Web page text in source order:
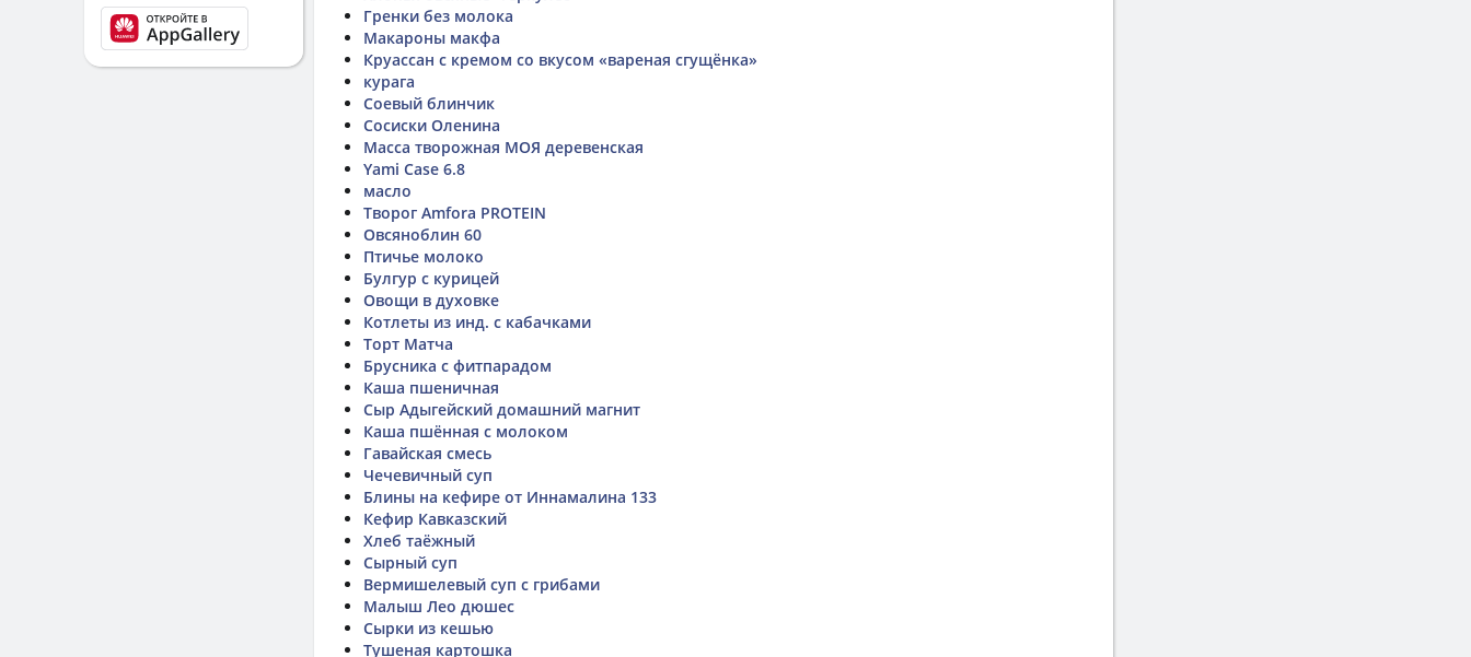
Гренки без молока
Макароны макфа
Круассан с кремом со вкусом «вареная сгущёнка»
курага
Соевый блинчик
Сосиски Оленина
Масса творожная МОЯ деревенская
Yami Case 6.8
масло
Творог Amfora PROTEIN
Овсяноблин 60
Птичье молоко
Булгур с курицей
Овощи в духовке
Котлеты из инд. с кабачками
Торт Матча
Брусника с фитпарадом
Каша пшеничная
Сыр Адыгейский домашний магнит
Каша пшённая с молоком
Гавайская смесь
Чечевичный суп
Блины на кефире от Иннамалина 133
Кефир Кавказский
Хлеб таёжный
Сырный суп
Вермишелевый суп с грибами
Малыш Лео дюшес
Сырки из кешью
Тушеная картошка